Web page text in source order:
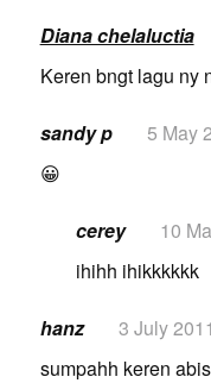
Diana chelaluctia
Keren bngt lagu ny
sandy p 5 May
😀
cerey 10
ihihh ihikkkkkk
hanz 3 July 2011
sumpahh keren